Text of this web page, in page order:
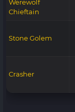
Werewolf
Chieftain
Stone Golem
Crasher